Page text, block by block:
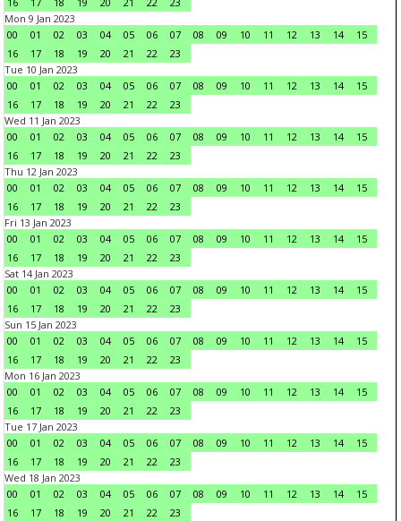
Mon 9 Jan 2023
00
01 02 03 04 05 06 07 08 09 10 11 12 13 14
15
16
17 18 19 20 21 22
23
Tue 10 Jan 2023
00
01 02 03 04 05 06 07 08 09 10 11 12 13 14
15
16
17 18 19 20 21 22
23
Wed 11 Jan 2023
00
01 02 03 04 05 06 07 08 09 10 11 12 13 14
15
16
17 18 19 20 21 22
23
Thu 12 Jan 2023
00
01 02 03 04 05 06 07 08 09 10 11 12 13 14
15
16
17 18 19 20 21 22
23
Fri 13 Jan 2023
00
01 02 03 04 05 06 07 08 09 10 11 12 13 14
15
16
17 18 19 20 21 22
23
Sat 14 Jan 2023
00
01 02 03 04 05 06 07 08 09 10 11 12 13 14
15
16
17 18 19 20 21 22
23
Sun 15 Jan 2023
00
01 02 03 04 05 06 07 08 09 10 11 12 13 14
15
16
17 18 19 20 21 22
23
Mon 16 Jan 2023
00
01 02 03 04 05 06 07 08 09 10 11 12 13 14
15
16
17 18 19 20 21 22
23
Tue 17 Jan 2023
00
01 02 03 04 05 06 07 08 09 10 11 12 13 14
15
16
17 18 19 20 21 22
23
Wed 18 Jan 2023
00
01 02 03 04 05 06 07 08 09 10 11 12 13 14
15
16
17 18 19 20 21 22
23